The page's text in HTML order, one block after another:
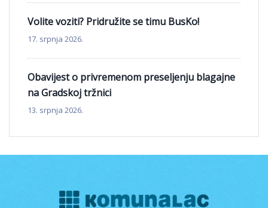
Volite voziti? Pridružite se timu BusKo!
17. srpnja 2026.
Obavijest o privremenom preseljenju blagajne
na Gradskoj tržnici
13. srpnja 2026.